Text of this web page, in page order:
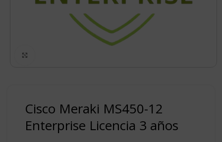
Cisco Meraki MS450-12
Enterprise Licencia 3 años